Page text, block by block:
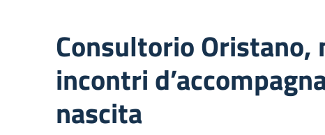
Consultorio Oristano,
incontri
nascita